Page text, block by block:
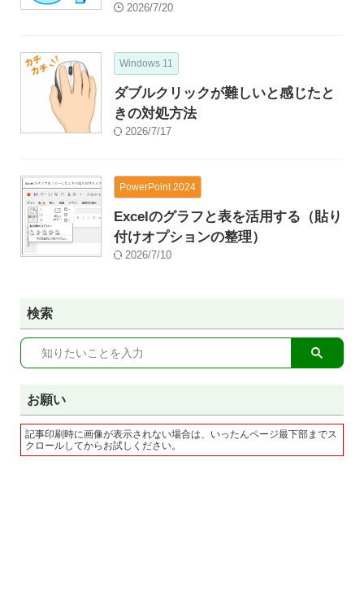
2026/7/20
Windows 11
ダブルクリックが難しいと感じたと
きの対処方法
2026/7/17
PowerPoint 2024
Excelのグラフと表を活用する（貼り
付けオプションの整理）
2026/7/10
検索
お願い
記事印刷時に画像が表示されない場合は、いったんページ最下部までス
クロールしてからお試しください。